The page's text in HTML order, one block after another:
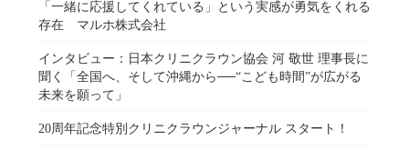
「一緒に応援してくれている」という実感が勇気をくれる
存在 マルホ株式会社
インタビュー：日本クリニクラウン協会 河 敬世 理事長に
聞く「全国へ、そして沖縄から──“こども時間”が広がる
未来を願って」
20周年記念特別クリニクラウンジャーナル スタート！